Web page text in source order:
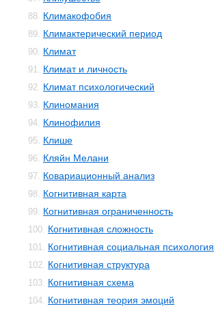
88. Климакофобия
89. Климактерический период
90. Климат
91. Климат и личность
92. Климат психологический
93. Клиномания
94. Клинофилия
95. Клише
96. Кляйн Мелани
97. Ковариационный анализ
98. Когнитивная карта
99. Когнитивная ограниченность
100. Когнитивная сложность
101. Когнитивная социальная психология
102. Когнитивная структура
103. Когнитивная схема
104. Когнитивная теория эмоций